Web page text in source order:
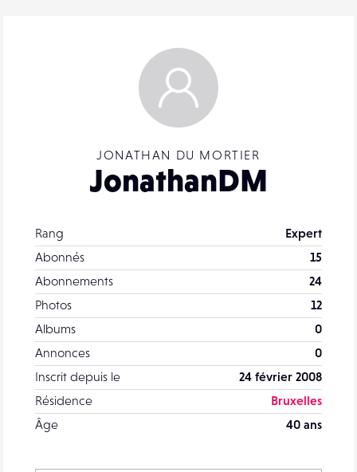
JONATHAN DU MORTIER
JonathanDM
Rang
Expert
Abonnés
15
Abonnements
24
Photos
12
Albums
0
Annonces
0
Inscrit depuis le
24 février 2008
Résidence
Bruxelles
Âge
40 ans